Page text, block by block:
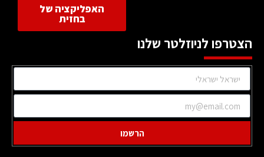
האפליקציה של
בחזית
הצטרפו לניוזלטר שלנו
הרשמו